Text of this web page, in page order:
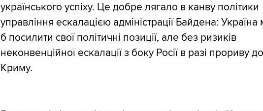
українського успіху. Це добре лягало в канву політики
управління ескалацією адміністрації Байдена: Україна
б посилити свої політичні позиції, але без ризиків
неконвенційної ескалації з боку Росії в разі прориву до
Криму.